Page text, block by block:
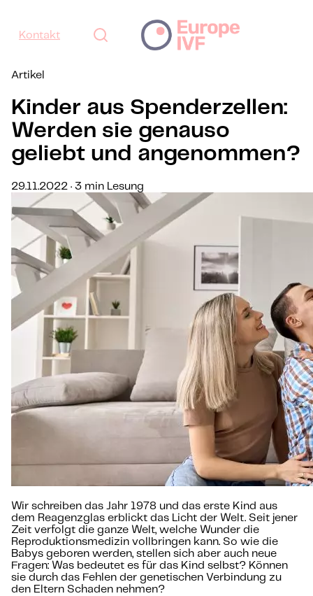
Kontakt
Artikel
Kinder aus Spenderzellen:
Werden sie genauso
geliebt und angenommen?
29.11.2022 · 3 min Lesung
Wir schreiben das Jahr 1978 und das erste Kind aus
dem Reagenzglas erblickt das Licht der Welt. Seit jener
Zeit verfolgt die ganze Welt, welche Wunder die
Reproduktionsmedizin vollbringen kann. So wie die
Babys geboren werden, stellen sich aber auch neue
Fragen: Was bedeutet es für das Kind selbst? Können
sie durch das Fehlen der genetischen Verbindung zu
den Eltern Schaden nehmen?